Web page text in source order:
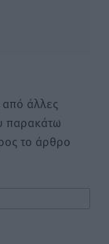
άλλες
παρακάτω
το άρθρο